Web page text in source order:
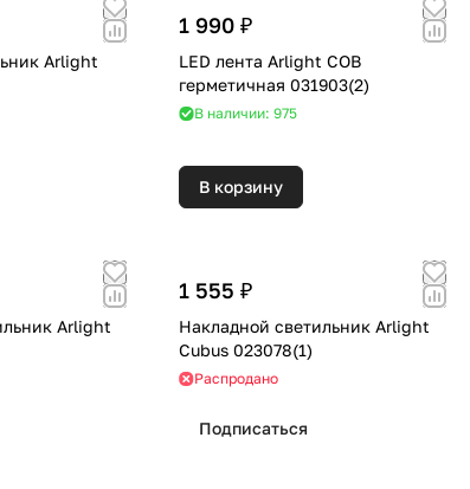
Arlight
1 990 ₽
LED лента Arlight COB
герметичная 031903(2)
В наличии: 975
В корзину
Arlight
1 555 ₽
Накладной светильник Arlight
Cubus 023078(1)
Распродано
Подписаться